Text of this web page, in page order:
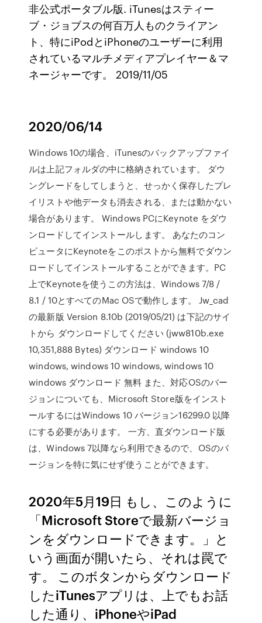
非公式ポータブル版. iTunesはスティー
ブ・ジョブスの何百万人ものクライアン
ト、特にiPodとiPhoneのユーザーに利用
されているマルチメディアプレイヤー＆マ
ネージャーです。 2019/11/05
2020/06/14
Windows 10の場合、iTunesのバックアップファイ
ルは上記フォルダの中に格納されています。 ダウ
ングレードをしてしまうと、せっかく保存したプレ
イリストや他データも消去される、または動かない
場合があります。 Windows PCにKeynote をダウ
ンロードしてインストールします。 あなたのコン
ピュータにKeynoteをこのポストから無料でダウン
ロードしてインストールすることができます。PC
上でKeynoteを使うこの方法は、Windows 7/8 /
8.1 / 10とすべてのMac OSで動作します。 Jw_cad
の最新版 Version 8.10b (2019/05/21) は下記のサイ
トから ダウンロードしてください (jww810b.exe
10,351,888 Bytes) ダウンロード windows 10
windows, windows 10 windows, windows 10
windows ダウンロード 無料 また、対応OSのバー
ジョンについても、Microsoft Store版をインスト
ールするにはWindows 10 バージョン16299.0 以降
にする必要があります。 一方、直ダウンロード版
は、Windows 7以降なら利用できるので、OSのバ
ージョンを特に気にせず使うことができます。
2020年5月19日 もし、このように
「Microsoft Storeで最新バージョ
ンをダウンロードできます。」と
いう画面が開いたら、それは罠で
す。 このボタンからダウンロード
したiTunesアプリは、上でもお話
した通り、iPhoneやiPad